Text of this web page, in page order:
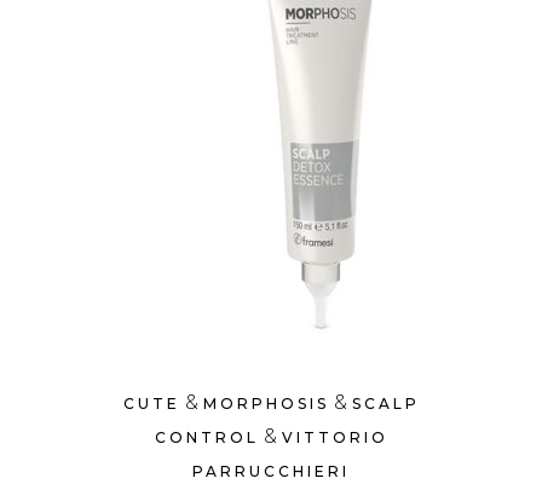
CUTE & MORPHOSIS & SCALP
CONTROL & VITTORIO
PARRUCCHIERI